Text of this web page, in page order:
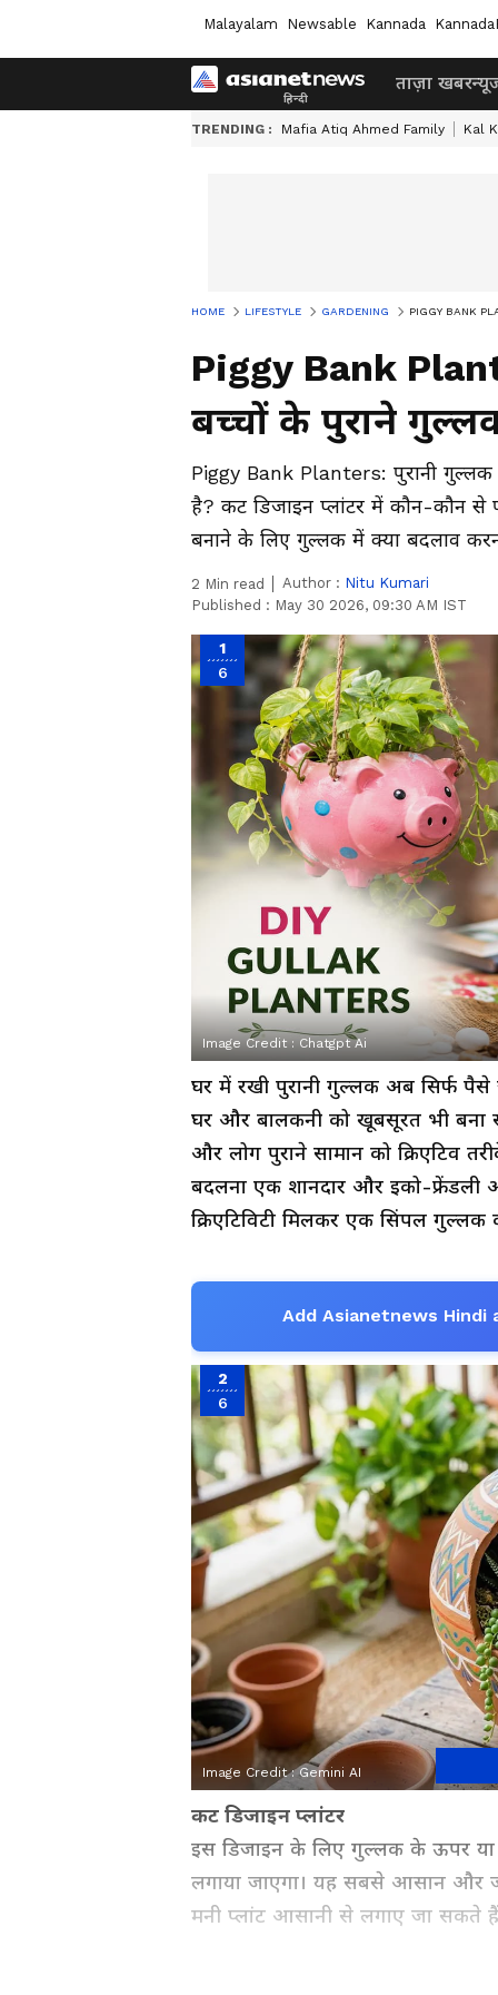
Malayalam Newsable Kannada
ताज़ा खबर
TRENDING : Mafia Atiq Ahmed Family Kal
HOME LIFESTYLE GARDENING PIGGY BANK
Piggy Bank
बच्चों के पुराने
Piggy Bank Planters: पुरानी
है? कट डिजाइन प्लांटर में कौन-कौन से
बनाने के लिए गुल्लक में क्या बदलाव
2 Min read Author : Nitu Kumari
Published : May 30 2026, 09:30 AM IST
1
6
Image Credit : Chatgpt Ai
घर में रखी पुरानी गुल्लक अब सिर्फ
घर और बालकनी को खूबसूरत भी बना
और लोग पुराने सामान को क्रिएटिव
बदलना एक शानदार और इको-फ्रेंडली
क्रिएटिविटी मिलकर एक सिंपल
Add Asianetnews Hindi
2
6
Image Credit :Gemini AI
कट डिजाइन प्लांटर
इस डिजाइन के लिए गुल्लक के ऊपर या
लगाया जाएगा। यह सबसे आसान और
मनी प्लांट आसानी से लगाए जा सकते